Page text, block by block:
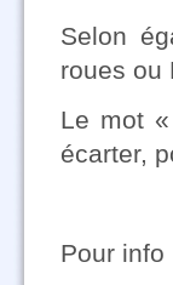
Selon
roues ou
Le mot
écarter,
Pour info